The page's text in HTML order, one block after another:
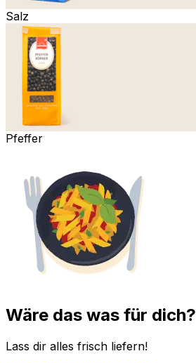
Salz
Pfeffer
Wäre das was für dich?
Lass dir alles frisch liefern!